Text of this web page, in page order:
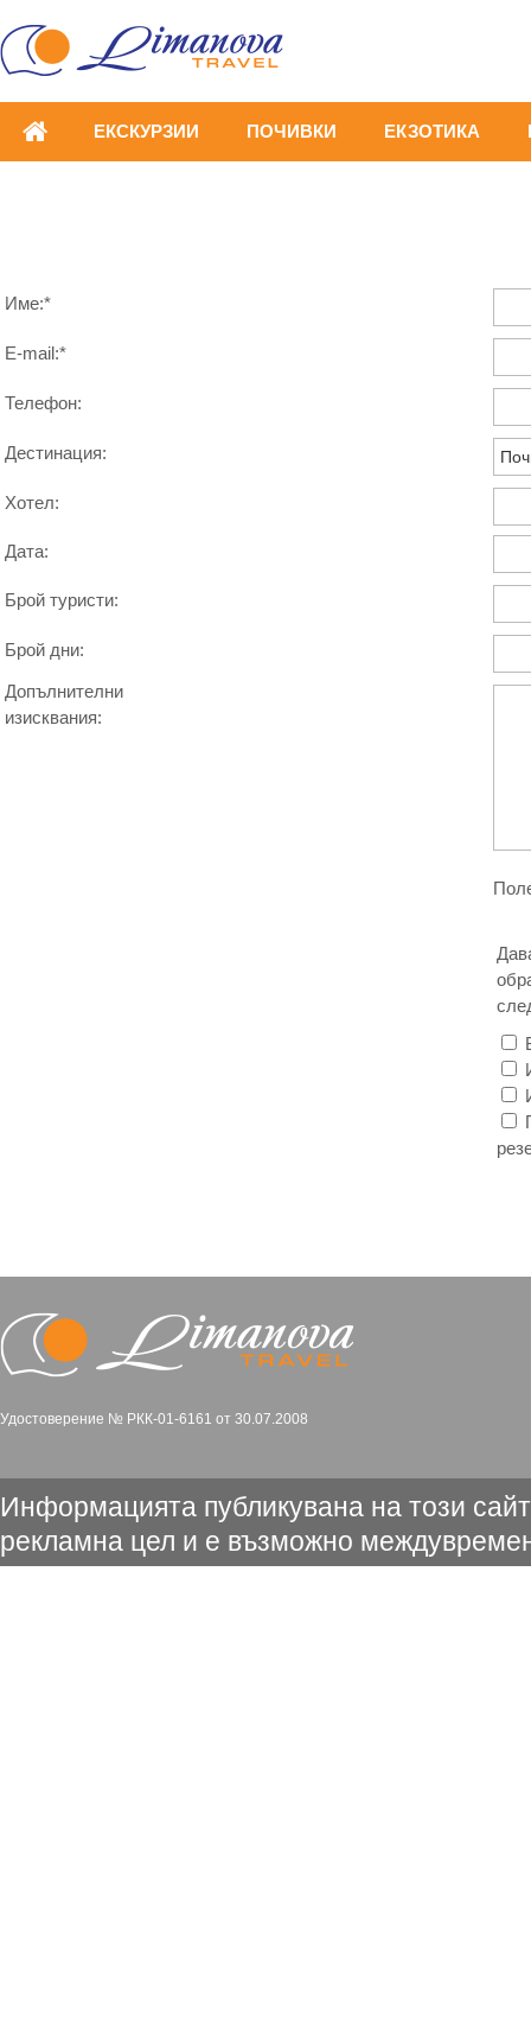
ЕКСКУРЗИИ ПОЧИВКИ ЕКЗОТИКА
Име:*
E-mail:*
Телефон:
Дестинация:
Хотел:
Дата:
Брой туристи:
Брой дни:
Допълнителни
изисквания:
Удостоверение № РКК-01-6161 от 30.07.2008
Информацията публикувана на този
рекламна цел и е възможно
промени. Съгласно чл.80 от ЗТ